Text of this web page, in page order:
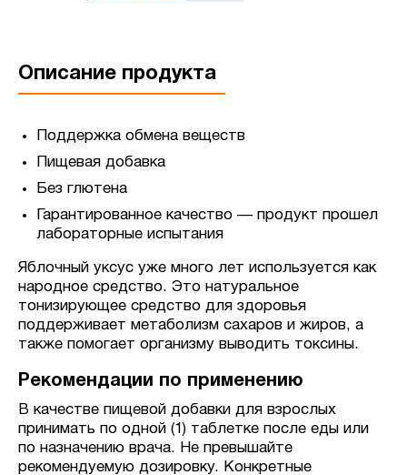
Описание продукта
Поддержка обмена веществ
Пищевая добавка
Без глютена
Гарантированное качество — продукт прошел
лабораторные испытания
Яблочный уксус уже много лет используется как
народное средство. Это натуральное
тонизирующее средство для здоровья
поддерживает метаболизм сахаров и жиров, а
также помогает организму выводить токсины.
Рекомендации по применению
В качестве пищевой добавки для взрослых
принимать по одной (1) таблетке после еды или
по назначению врача. Не превышайте
рекомендуемую дозировку. Конкретные